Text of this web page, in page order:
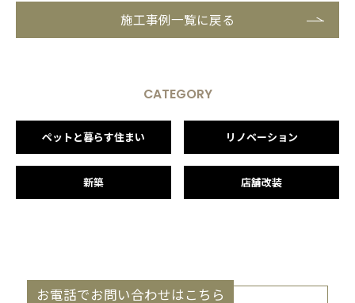
施工事例一覧に戻る
CATEGORY
ペットと暮らす住まい リノベーション
新築 店舗改装
お電話でお問い合わせはこちら